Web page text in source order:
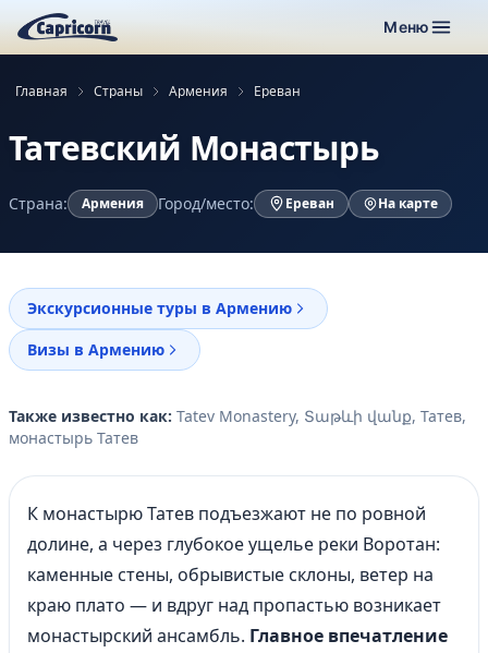
Меню
Главная Страны Армения Ереван
Татевский Монастырь
Страна: Армения Город/место: Ереван На карте
Экскурсионные туры в Армению
Визы в Армению
Также известно как: Tatev Monastery, Տաթևի վանք, Татев,
монастырь Татев
К монастырю Татев подъезжают не по ровной
долине, а через глубокое ущелье реки Воротан:
каменные стены, обрывистые склоны, ветер на
краю плато — и вдруг над пропастью возникает
монастырский ансамбль. Главное впечатление